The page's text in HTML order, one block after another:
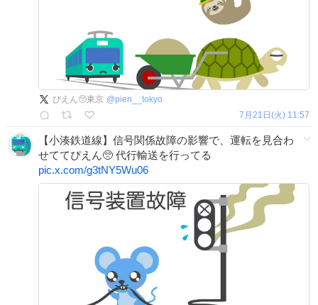
ぴえん🥺東京 @pien__tokyo
7月21日(火) 11:57
【小湊鉄道線】信号関係故障の影響で、運転を見合わ
せててぴえん🥺 代行輸送を行ってる
pic.x.com/g3tNY5Wu06